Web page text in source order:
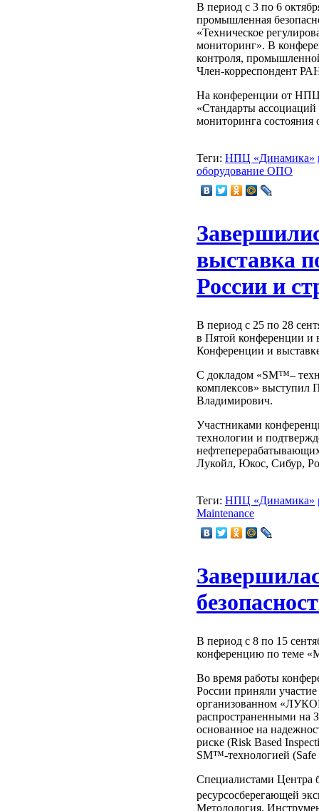
В период с 3 по 6
промышленная
«Техническое
мониторинг». В
контроля,
Член-корреспондент
На конференции от НПЦ
«Стандарты ассоциаций
мониторинга состояния
Теги: НПЦ «Динамика»
оборудование ОПО
выставка
России и
В период с 25 по 28
в Пятой конференции и
Конференции и
С докладом «SM™–
комплексов» выступил
Владимирович.
Участниками
технологии и
Лукойл, Юкос, Сибур,
Теги: НПЦ «Динамика»
Maintenance
В период с 8 по 15
конференцию по теме
Во время работы
России приняли
организованном
распространенными на
основанное на
риске (Risk Based
SM™-технологией
Специалистами Центра
ресурсосберегающей
Методология.